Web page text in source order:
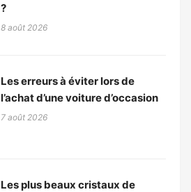
?
8 août 2026
Les erreurs à éviter lors de
l’achat d’une voiture d’occasion
7 août 2026
Les plus beaux cristaux de